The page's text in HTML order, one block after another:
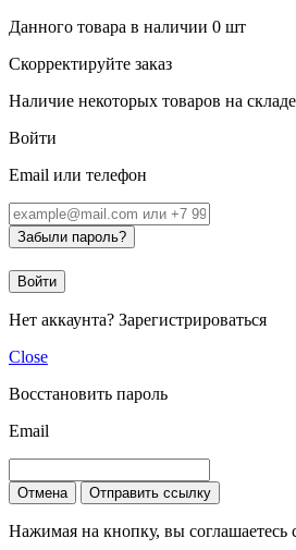
Данного товара в наличии 0 шт
Скорректируйте заказ
Наличие некоторых товаров на
Войти
Email или телефон
Забыли пароль?
Войти
Нет аккаунта? Зарегистрироваться
Close
Восстановить пароль
Email
Отмена Отправить ссылку
Нажимая на кнопку, вы соглашаетесь